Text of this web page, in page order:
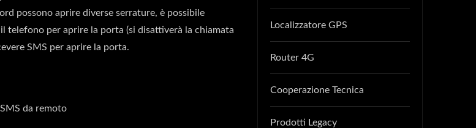
possono aprire diverse serrature, è possibile
per aprire la porta (si disattiverà la chiamata
SMS per aprire la porta.
da remoto
Localizzatore GPS
Router 4G
Cooperazione Tecnica
Prodotti Legacy